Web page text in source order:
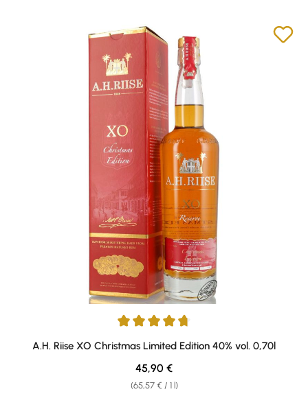
Average rating of 4.82 out of 5 stars
A.H. Riise XO Christmas Limited Edition 40% vol. 0,70l
(65,57 € / 1 l)
Regular price:
45,90 €